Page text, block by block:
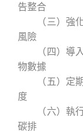
告整合
（三）強
風險
（四）導
物數據
（五）定
度
（六）執
碳排